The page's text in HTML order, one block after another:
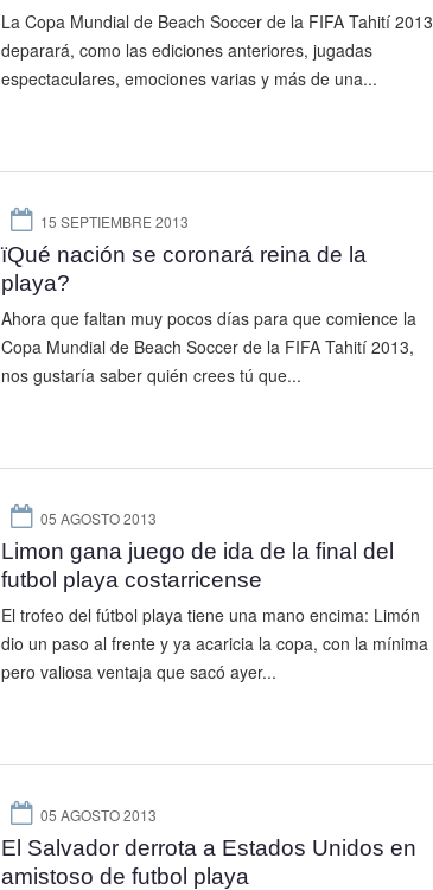
La Copa Mundial de Beach Soccer de la FIFA Tahití 2013
deparará, como las ediciones anteriores, jugadas
espectaculares, emociones varias y más de una...
15 SEPTIEMBRE 2013
їQué nación se coronará reina de la
playa?
Ahora que faltan muy pocos días para que comience la
Copa Mundial de Beach Soccer de la FIFA Tahití 2013,
nos gustaría saber quién crees tú que...
05 AGOSTO 2013
Limon gana juego de ida de la final del
futbol playa costarricense
El trofeo del fútbol playa tiene una mano encima: Limón
dio un paso al frente y ya acaricia la copa, con la mínima
pero valiosa ventaja que sacó ayer...
05 AGOSTO 2013
El Salvador derrota a Estados Unidos en
amistoso de futbol playa